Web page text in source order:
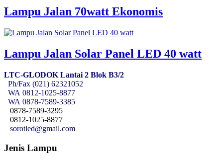
Lampu Jalan 70watt Ekonomis
Lampu Jalan Solar Panel LED 40 watt
LTC-GLODOK Lantai 2 Blok B3/2
Ph/Fax (021) 62321052
WA 0812-1025-8877
WA 0878-7589-3385
0878-7589-3295
0812-1025-8877
sorotled@gmail.com
Jenis Lampu